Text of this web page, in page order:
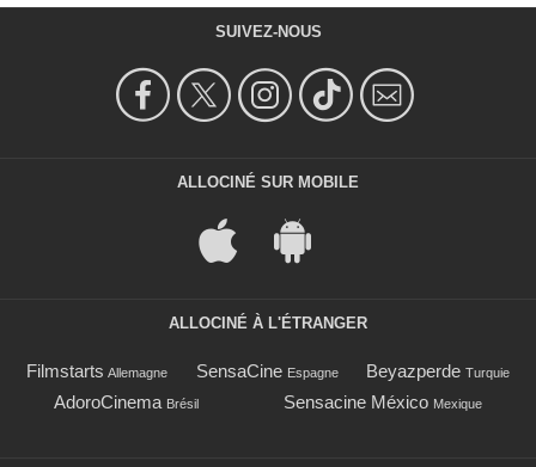
SUIVEZ-NOUS
ALLOCINÉ SUR MOBILE
ALLOCINÉ À L'ÉTRANGER
Filmstarts Allemagne SensaCine Espagne Beyazperde Turquie
AdoroCinema Brésil Sensacine México Mexique